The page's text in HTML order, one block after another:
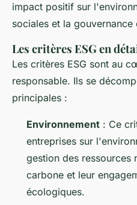
impact positif sur
sociales et la gouvernance
Les critères ESG en
Les critères ESG sont au
responsable. Ils se
principales :
Environnement : Ce
entreprises sur
gestion des ressources
carbone et leur
écologiques.